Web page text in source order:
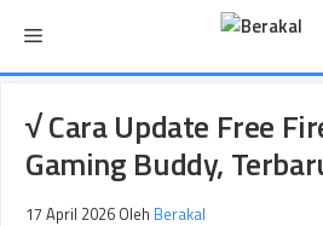
isi
Menu
√ Cara Update Free
Gaming Buddy,
17 April 2026 Oleh Berakal